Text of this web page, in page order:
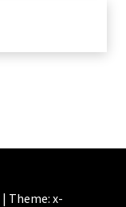
| Theme: x-